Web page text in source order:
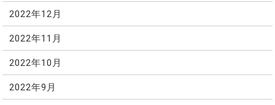
2022年12月
2022年11月
2022年10月
2022年9月